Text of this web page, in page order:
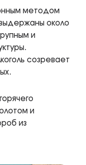
методом
около
и
созревает
и
из